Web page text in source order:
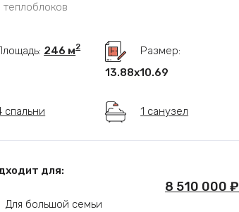
246 м2
Размер:
13.88х10.69
спальни 1 санузел
для:
Для большой семьи
8 510 000 ₽